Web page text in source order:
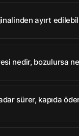
ayırt
nedir, bozulursa
sürer, kapıda